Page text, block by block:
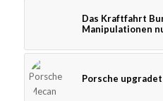
Das Kraftfahrt
Manipulationen
Porsche